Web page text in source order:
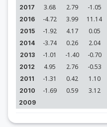
2017 3.68 2.79 -1.05
2016 -4.72 3.99 11.14
2015 -1.92 4.17 0.05
2014 -3.74 0.26 2.04
2013 -1.01 -1.40 -0.70
2012 4.95 2.76 -0.53
2011 -1.31 0.42 1.10
2010 -1.69 0.59 3.12
2009